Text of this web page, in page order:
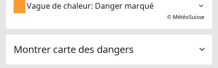
Vague de chaleur: Danger marqué
© MétéoSuisse
Montrer carte des dangers